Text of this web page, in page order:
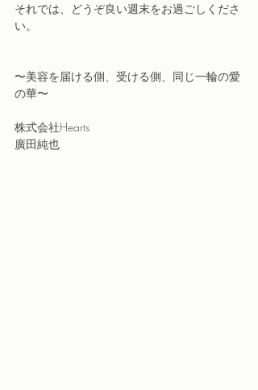
それでは、どうぞ良い週末をお過ごしくださ
い。
〜美容を届ける側、受ける側、同じ一輪の愛
の華〜
株式会社Hearts
廣田純也